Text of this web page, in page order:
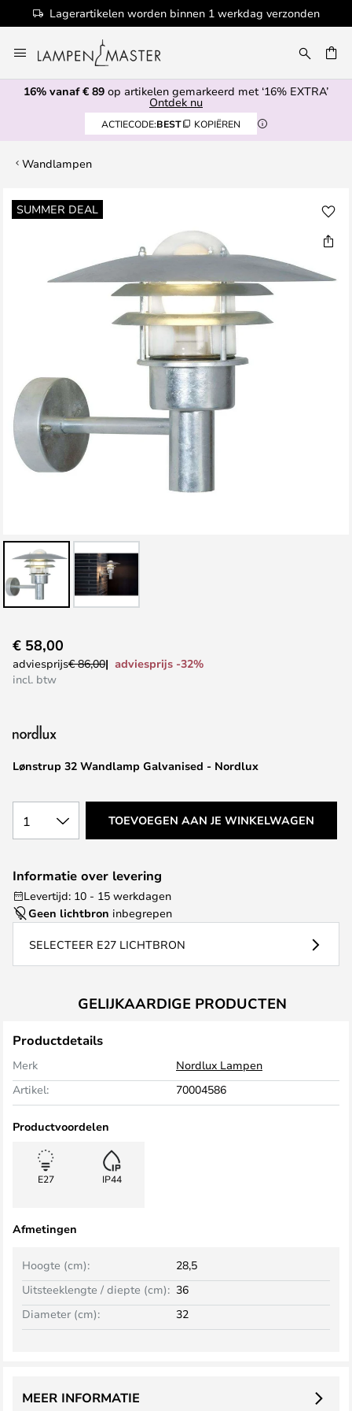
Lagerartikelen worden binnen 1 werkdag verzonden
naar
de
inhoud
16% vanaf € 89 op artikelen gemarkeerd met ‘16% EXTRA’
Ontdek nu
ACTIECODE:BEST KOPIËREN
Wandlampen
SUMMER DEAL
Ga
naar
naar
het
de
gallerij
Lønstrup 32 Wandlamp Galvanised - Nordlux
€ 58,00
adviesprijs€ 86,00
adviesprijs -32%
incl. btw
1 TOEVOEGEN AAN JE WINKELWAGEN
Informatie over levering
Levertijd: 10 - 15 werkdagen
Geen lichtbron inbegrepen
SELECTEER E27 LICHTBRON
GELIJKAARDIGE PRODUCTEN
Productdetails
Merk
Nordlux Lampen
Artikel:
70004586
Productvoordelen
E27 IP44
Afmetingen
Hoogte (cm):
28,5
Uitsteeklengte / diepte (cm): 36
Diameter (cm):
32
MEER INFORMATIE